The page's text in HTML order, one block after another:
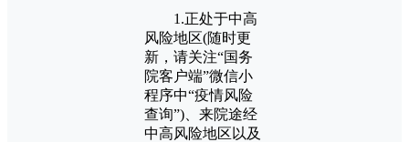
1.正处于中高
风险地区(随时更
新，请关注“国务
院客户端”微信小
程序中“疫情风险
查询”)、来院途经
中高风险地区以及